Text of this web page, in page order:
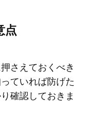
点
さえておくべき
ていれば防げた
確認しておきま